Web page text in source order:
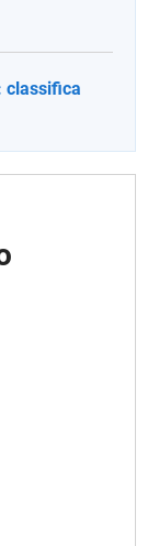
classifica